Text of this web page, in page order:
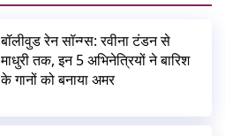
बॉलीवुड रेन सॉन्ग्स: रवीना टंडन से
माधुरी तक, इन 5 अभिनेत्रियों ने बारिश
के गानों को बनाया अमर